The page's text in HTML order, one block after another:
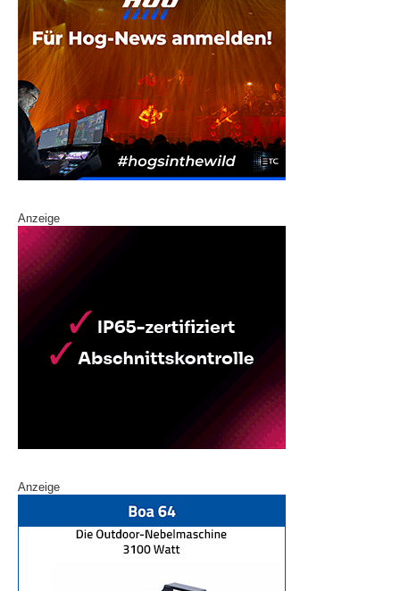
Anzeige
Anzeige